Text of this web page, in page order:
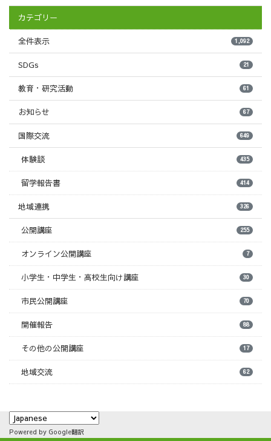
カテゴリー
全件表示 1,092
SDGs 21
教育・研究活動 61
お知らせ 67
国際交流 649
体験談 435
留学報告書 414
地域連携 326
公開講座 255
オンライン公開講座 7
小学生・中学生・高校生向け講座 30
市民公開講座 70
開催報告 88
その他の公開講座 17
地域交流 62
Powered by Google翻訳